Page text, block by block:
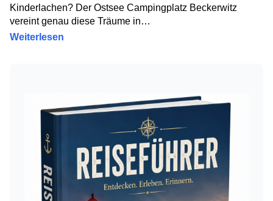
Kinderlachen? Der Ostsee Campingplatz Beckerwitz
vereint genau diese Träume in…
Weiterlesen